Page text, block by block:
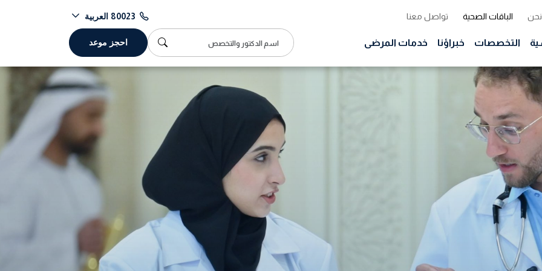
الباقات الصحية تواصل معنا 80023 العربية
التخصصات خبراؤنا خدمات المرضى احجز موعد